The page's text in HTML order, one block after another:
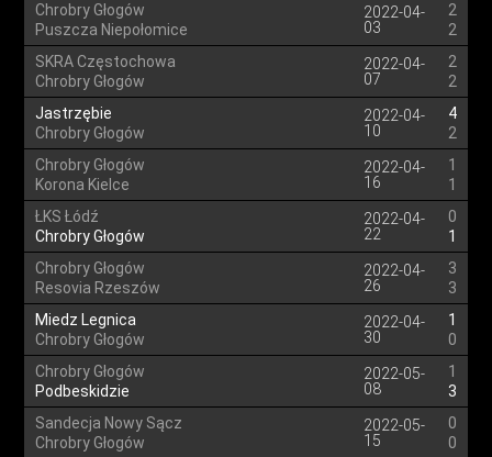
Chrobry Głogów
Puszcza Niepołomice
2022-04-
03
2
2
SKRA Częstochowa
Chrobry Głogów
2022-04-
07
2
2
Jastrzębie
Chrobry Głogów
2022-04-
10
4
2
Chrobry Głogów
Korona Kielce
2022-04-
16
1
1
ŁKS Łódź
Chrobry Głogów
2022-04-
22
0
1
Chrobry Głogów
Resovia Rzeszów
2022-04-
26
3
3
Miedz Legnica
Chrobry Głogów
2022-04-
30
1
0
Chrobry Głogów
Podbeskidzie
2022-05-
08
1
3
Sandecja Nowy Sącz
Chrobry Głogów
2022-05-
15
0
0